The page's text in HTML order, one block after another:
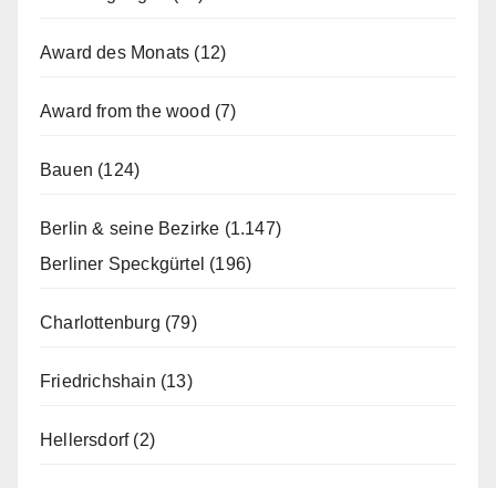
Award des Monats (12)
Award from the wood (7)
Bauen (124)
Berlin & seine Bezirke (1.147)
Berliner Speckgürtel (196)
Charlottenburg (79)
Friedrichshain (13)
Hellersdorf(2)